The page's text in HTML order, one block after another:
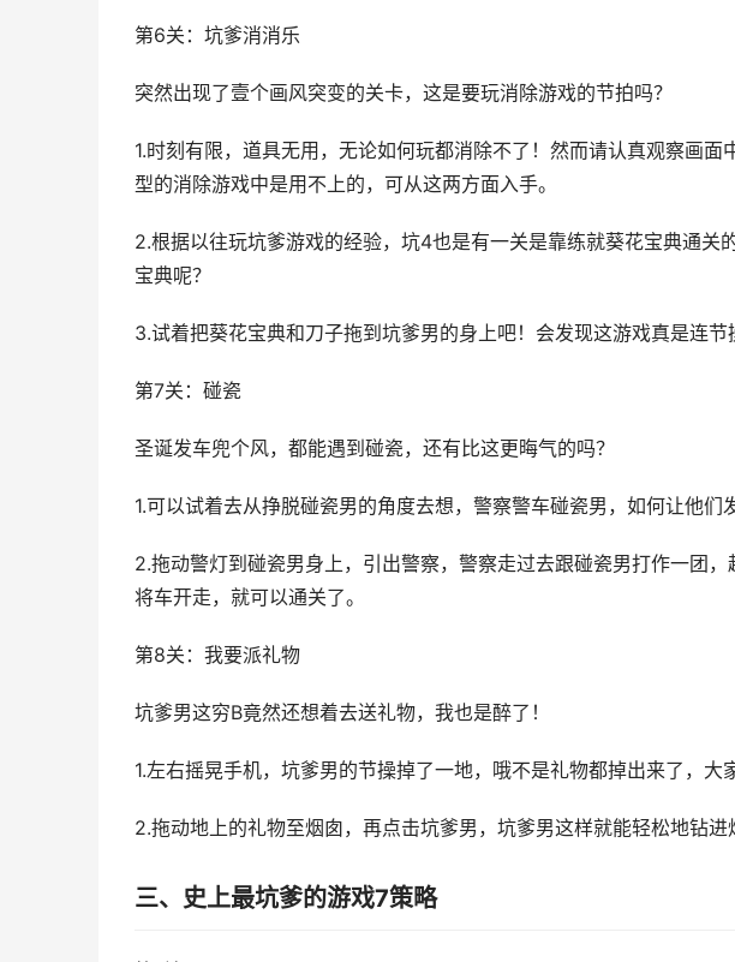
第6关：坑爹消消乐
突然出现了壹个画风突变的关卡，这是要玩消除游戏的节拍吗？
1.时刻有限，道具无用，无论如何玩都消除不了！然而请认真观察画
型的消除游戏中是用不上的，可从这两方面入手。
2.根据以往玩坑爹游戏的经验，坑4也是有一关是靠练就葵花宝典通关
宝典呢？
3.试着把葵花宝典和刀子拖到坑爹男的身上吧！会发现这游戏真是连节
第7关：碰瓷
圣诞发车兜个风，都能遇到碰瓷，还有比这更晦气的吗？
1.可以试着去从挣脱碰瓷男的角度去想，警察警车碰瓷男，如何让他们
2.拖动警灯到碰瓷男身上，引出警察，警察走过去跟碰瓷男打作一团
将车开走，就可以通关了。
第8关：我要派礼物
坑爹男这穷B竟然还想着去送礼物，我也是醉了！
1.左右摇晃手机，坑爹男的节操掉了一地，哦不是礼物都掉出来了，大
2.拖动地上的礼物至烟囱，再点击坑爹男，坑爹男这样就能轻松地钻进
三、史上最坑爹的游戏7策略